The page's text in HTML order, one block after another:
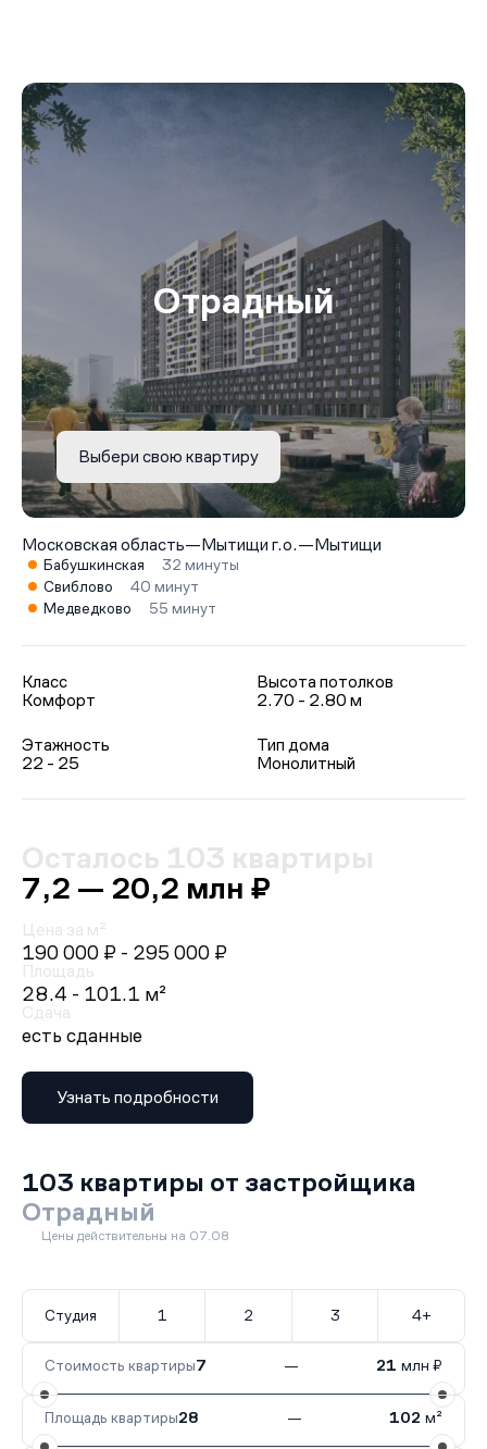
Отрадный
Выбери свою квартиру
Московская область—Мытищи г.о.—Мытищи
Бабушкинская
32 минуты
Свиблово
40 минут
Медведково
55 минут
Класс
Комфорт
Высота потолков
2.70 - 2.80 м
Этажность
22 - 25
Тип дома
Монолитный
Осталось 103 квартиры
7,2 — 20,2 млн ₽
Цена за м²
190 000 ₽ - 295 000 ₽
Площадь
28.4 - 101.1 м²
Сдача
есть сданные
Узнать подробности
103 квартиры от застройщика
Отрадный
Цены действительны на 07.08
Студия 1 2 3 4+
Стоимость квартиры7 — 21 млн ₽
Площадь квартиры28 — 102 м²